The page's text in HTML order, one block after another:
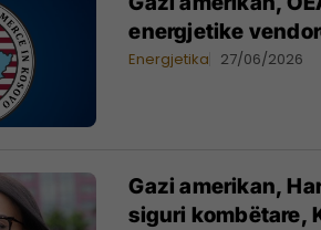
energjetike
Energjetika 27/06/2026
Gazi amerikan,
siguri kombëtare,